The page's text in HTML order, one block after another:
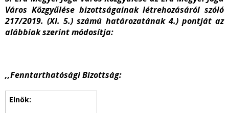
Város Közgyűlése bizottságainak létrehozásáról szóló
217/2019. (XI. 5.) számú határozatának 4.) pontját az
alábbiak szerint módosítja:
,,Fenntarthatósági Bizottság: